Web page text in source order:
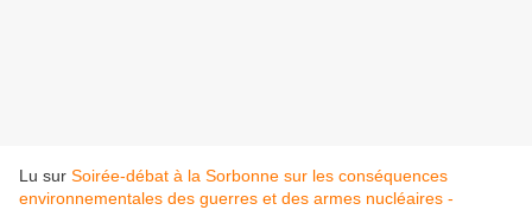
Lu sur Soirée-débat à la Sorbonne sur les conséquences
environnementales des guerres et des armes nucléaires -